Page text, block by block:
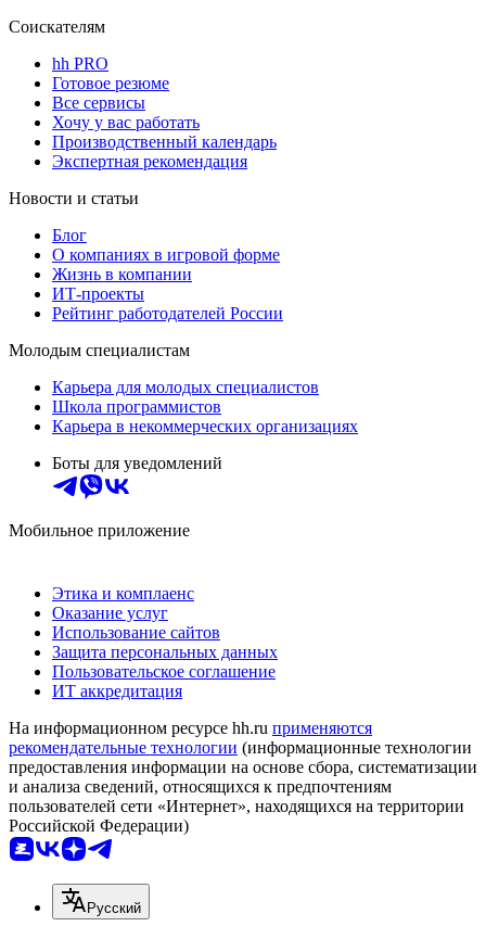
Соискателям
hh PRO
Готовое резюме
Все сервисы
Хочу у вас работать
Производственный календарь
Экспертная рекомендация
Новости и статьи
Блог
О компаниях в игровой форме
Жизнь в компании
ИТ-проекты
Рейтинг работодателей России
Молодым специалистам
Карьера для молодых специалистов
Школа программистов
Карьера в некоммерческих организациях
Боты для уведомлений
Мобильное приложение
Этика и комплаенс
Оказание услуг
Использование сайтов
Защита персональных данных
Пользовательское соглашение
ИТ аккредитация
На информационном ресурсе hh.ru применяются
рекомендательные технологии (информационные технологии
предоставления информации на основе сбора, систематизации
и анализа сведений, относящихся к предпочтениям
пользователей сети «Интернет», находящихся на территории
Российской Федерации)
Русский